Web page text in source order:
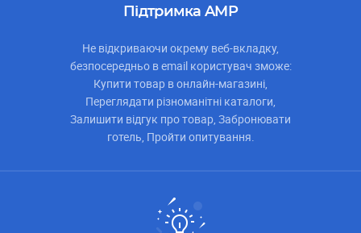
Підтримка AMP
Не відкриваючи окрему веб-вкладку,
безпосередньо в email користувач зможе:
Купити товар в онлайн-магазині,
Переглядати різноманітні каталоги,
Залишити відгук про товар, Забронювати
готель, Пройти опитування.